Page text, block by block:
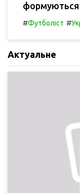
формуються
#Футболіст #
Актуальне